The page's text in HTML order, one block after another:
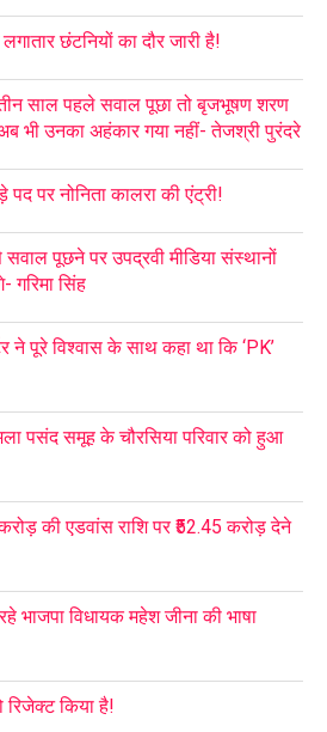
छंटनियों का दौर जारी है!
साल पहले सवाल पूछा तो बृजभूषण शरण
भी उनका अहंकार गया नहीं- तेजश्री पुरंदरे
पर नोनिता कालरा की एंट्री!
पूछने पर उपद्रवी मीडिया संस्थानों
गरिमा सिंह
ने पूरे विश्वास के साथ कहा था कि ‘PK’
पसंद समूह के चौरसिया परिवार को हुआ
की एडवांस राशि पर ₹52.45 करोड़ देने
भाजपा विधायक महेश जीना की भाषा
किया है!